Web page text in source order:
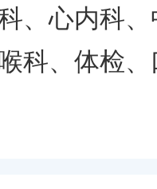
、心内科、
科、体检、